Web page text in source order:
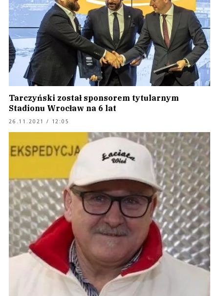
Tarczyński został sponsorem tytularnym
Stadionu Wrocław na 6 lat
26.11.2021 / 12:05